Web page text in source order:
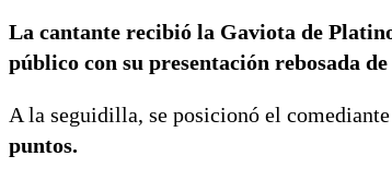
La cantante recibió la Gaviota de
público con su presentación rebosada
A la seguidilla, se posicionó el
puntos.